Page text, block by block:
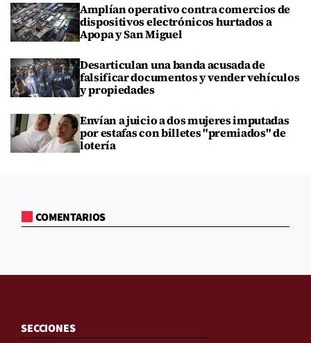
Amplían operativo contra comercios de
dispositivos electrónicos hurtados a
Apopa y San Miguel
Desarticulan una banda acusada de
falsificar documentos y vender vehículos
y propiedades
Envían a juicio a dos mujeres imputadas
por estafas con billetes "premiados" de
lotería
COMENTARIOS
SECCIONES